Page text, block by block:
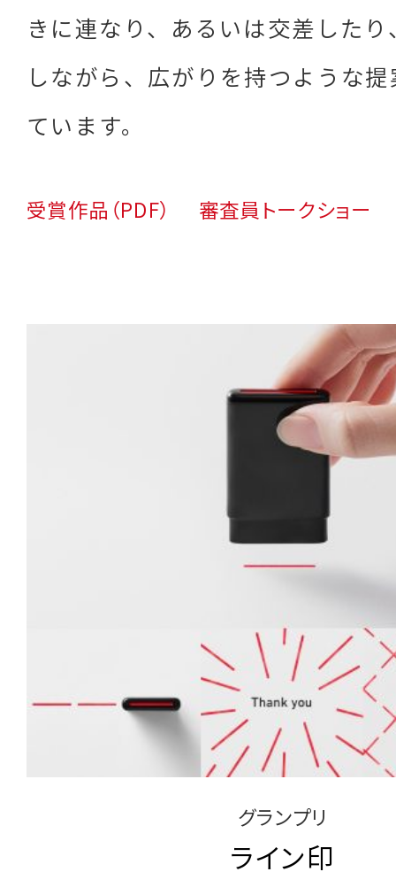
きに連なり、あるいは交差した
しながら、広がりを持つような
ています。
受賞作品（PDF） 審査員トークショー
グランプリ
ライン印